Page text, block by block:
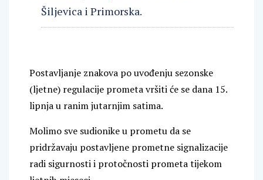
Šiljevica i Primorska.
Postavljanje znakova po uvođenju sezonske
(ljetne) regulacije prometa vršiti će se dana 15.
lipnja u ranim jutarnjim satima.
Molimo sve sudionike u prometu da se
pridržavaju postavljene prometne signalizacije
radi sigurnosti i protočnosti prometa tijekom